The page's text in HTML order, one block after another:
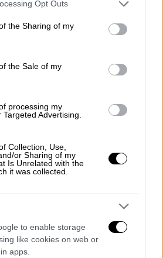
or usage behaviour. You may click to
Google and its third-party tags to
specified purposes in below Google
Opt Outs
the Sharing of my
the Sale of my
processing my
Advertising.
Collection, Use,
or Sharing of my
Is Unrelated with the
it was collected.
to enable storage
like cookies on web or
apps.
διάρκεια της εμφάνισης.
για τη νίκη, αρκετοί fans
εκτιμούν πως η χώρα
τη μεγάλη έκπληξη
μετά την εντυπωσιακή
στον τελικό.
Buxton
στο Βόρειο
είναι τραγουδίστρια και
ελληνοκυπριακές ρίζες, η
να ξεχωρίζει στον χώρο